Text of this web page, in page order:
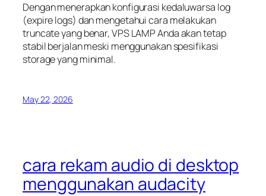
Dengan menerapkan konfigurasi kedaluwarsa log
(expire logs) dan mengetahui cara melakukan
truncateyang benar, VPS LAMP Anda akan tetap
stabil berjalan meski menggunakan spesifikasi
storage yang minimal.
May 22, 2026
cara rekam audio di desktop
menggunakan audacity